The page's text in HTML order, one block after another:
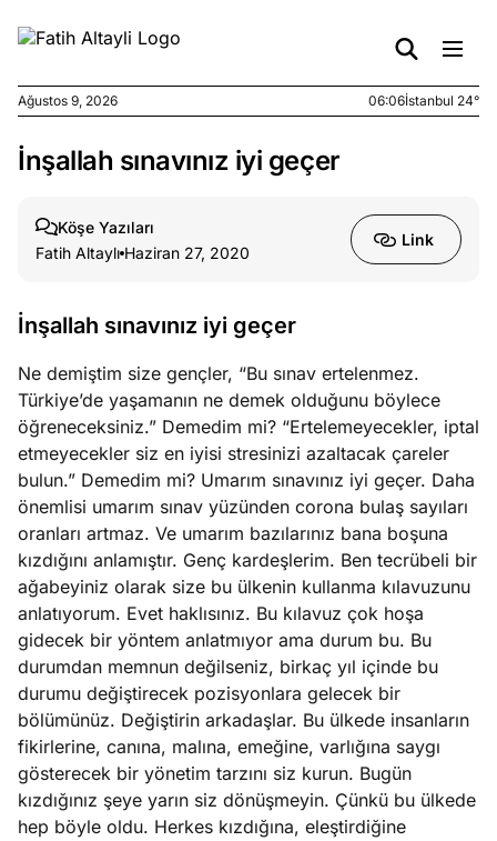
Ağustos
kirli
6, 2026
yasalar
Ağustos
5, 2026
stok
caiz
Köşe
Yazıları
Spor
Yazıları
Yazıları
Ağustos 9, 2026 06:06İstanbul 24°
İnşallah sınavınız iyi geçer
Köşe Yazıları
Fatih Altaylı Haziran 27, 2020
Link
İnşallah sınavınız iyi geçer
Ne demiştim size gençler, “Bu sınav ertelenmez.
Türkiye’de yaşamanın ne demek olduğunu böylece
öğreneceksiniz.” Demedim mi? “Ertelemeyecekler, iptal
etmeyecekler siz en iyisi stresinizi azaltacak çareler
bulun.” Demedim mi? Umarım sınavınız iyi geçer. Daha
önemlisi umarım sınav yüzünden corona bulaş sayıları
oranları artmaz. Ve umarım bazılarınız bana boşuna
kızdığını anlamıştır. Genç kardeşlerim. Ben tecrübeli bir
ağabeyiniz olarak size bu ülkenin kullanma kılavuzunu
anlatıyorum. Evet haklısınız. Bu kılavuz çok hoşa
gidecek bir yöntem anlatmıyor ama durum bu. Bu
durumdan memnun değilseniz, birkaç yıl içinde bu
durumu değiştirecek pozisyonlara gelecek bir
bölümünüz. Değiştirin arkadaşlar. Bu ülkede insanların
fikirlerine, canına, malına, emeğine, varlığına saygı
gösterecek bir yönetim tarzını siz kurun. Bugün
kızdığınız şeye yarın siz dönüşmeyin. Çünkü bu ülkede
hep böyle oldu. Herkes kızdığına, eleştirdiğine